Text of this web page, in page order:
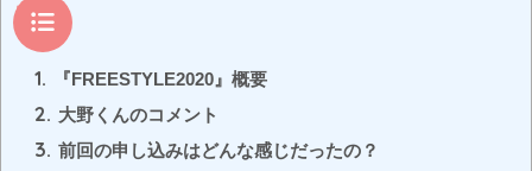
目次
1. 『FREESTYLE2020』概要
2. 大野くんのコメント
3. 前回の申し込みはどんな感じだったの？